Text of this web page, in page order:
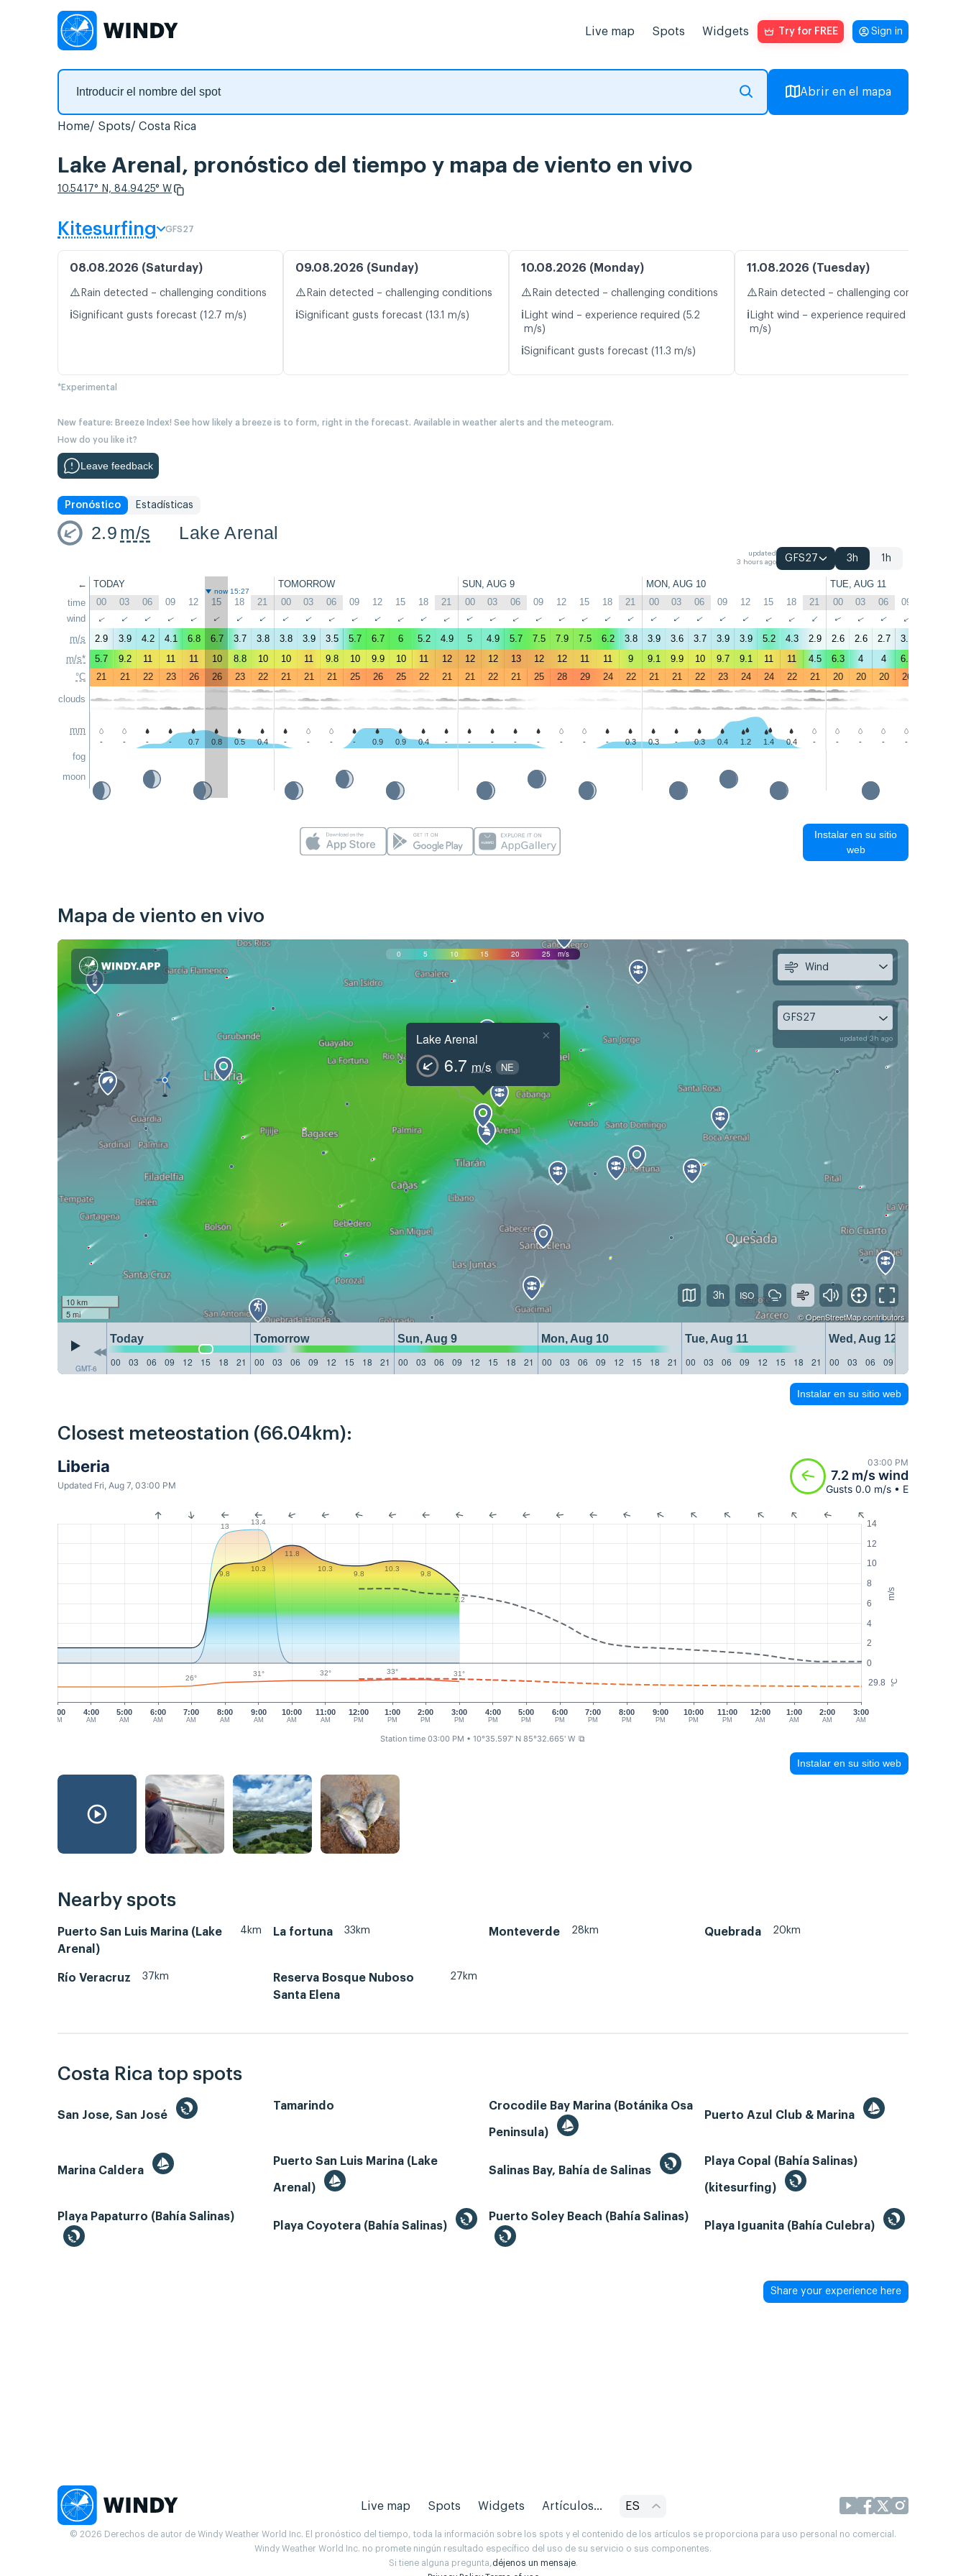
Live map Spots Widgets Try for FREE Sign in
Abrir en el mapa
Home Spots Costa Rica
Lake Arenal, pronóstico del tiempo y mapa de viento en vivo
10.5417° N, 84.9425° W
Kitesurfing GFS27
08.08.2026 (Saturday)
⚠️ Rain detected – challenging conditions
ℹ️Significant gusts forecast (12.7 m/s)
09.08.2026 (Sunday)
⚠️ Rain detected – challenging conditions
ℹ️Significant gusts forecast (13.1 m/s)
10.08.2026 (Monday)
⚠️ Rain detected – challenging conditions
ℹ️ Light wind – experience required (5.2
m/s)
ℹ️Significant gusts forecast (11.3 m/s)
11.08.2026 (Tuesday)
⚠️ Rain detected – challenging conditions
ℹ️ Light wind – experience required (5.2
m/s)
*Experimental
New feature: Breeze Index! See how likely a breeze is to form, right in the forecast. Available in weather alerts and the meteogram.
How do you like it?
Leave feedback
Pronóstico Estadísticas
2.9 m/s Lake Arenal
updated
3 hours ago
GFS27 3h 1h
←
time
wind
m/s
m/s*
°C
clouds
mm
fog
moon
TODAY TOMORROW SUN, AUG 9 MON, AUG 10 TUE, AUG 11
now 15:27
00 03 06 09 12 15 18 21 00 03 06 09 12 15 18 21 00 03 06 09 12 15 18 21 00 03 06 09 12 15 18 21 00 03 06 09
↑ ↑ ↑ ↑ ↑ ↑ ↑ ↑ ↑ ↑ ↑ ↑ ↑ ↑ ↑ ↑ ↑ ↑ ↑ ↑ ↑ ↑ ↑ ↑ ↑ ↑ ↑ ↑ ↑ ↑ ↑ ↑ ↑ ↑ ↑ ↑
2.9 3.9 4.2 4.1 6.8 6.7 3.7 3.8 3.8 3.9 3.5 5.7 6.7 6 5.2 4.9 5 4.9 5.7 7.5 7.9 7.5 6.2 3.8 3.9 3.6 3.7 3.9 3.9 5.2 4.3 2.9 2.6 2.6 2.7 3.7
5.7
9.2 11 11 11 10 8.8 10 10 11 9.8 10 9.9 10 11 12 12 12 13 12 12 11 11 9 9.1 9.9 10 9.7 9.1 11 11 4.5 6.3 4 4 6.5
21
21 22 23 26 26 23 22 21 21 21 25 26 25 22 21 21 22 21 25 28 29 24 22 21 21 22 23 24 24 22 21 20 20 20 26
- - - - 0.7 0.8 0.5 0.4 - - - - 0.9 0.9 0.4 - - - - - - - - 0.3 0.3 - 0.3 0.4 1.2 1.4 0.4 - - - - -
Instalar en su sitio
web
Mapa de viento en vivo
0 5 10 15 20 25 m/s
Lake Arenal
6.7 m/s NE
×
10 km
5 mi
©OpenStreetMapcontributors
GMT-6
Today Tomorrow Sun, Aug 9 Mon, Aug 10 Tue, Aug 11
Wed, Aug 12
00
03 06 09 12 15 18 21 00 03 06 09 12 15 18 21 00 03 06 09 12 15 18 21 00 03 06 09 12 15 18 21 00 03 06 09 12 15 18 21 00 03 06 09
Wind
GFS27
updated 3h ago
3h
Instalar en su sitio web
Closest meteostation (66.04km):
Liberia
Updated Fri, Aug 7, 03:00 PM
03:00 PM
7.2 m/s wind
Gusts 0.0 m/s • E
m/s
°C
0
2
4
6
8
10
12
14
29.8
3:00
AM
4:00
AM
5:00
AM
6:00
AM
7:00
AM
8:00
AM
9:00
AM
10:00
AM
11:00
AM
12:00
PM
1:00
PM
2:00
PM
3:00
PM
4:00
PM
5:00
PM
7:00
PM
8:00
PM
9:00
PM
10:00
PM
11:00
PM
12:00
AM
1:00
AM
2:00
AM
3:00
AM
6:00
PM
13
13.4
9.8
10.3
11.8
10.3
9.8
10.3
9.8
7.2
26°
31° 32° 33° 31°
Station time 03:00 PM • 10°35.597' N 85°32.665' W ⧉
Instalar en su sitio web
Nearby spots
Puerto San Luis Marina (Lake
Arenal)
4km La fortuna 33km Monteverde 28km Quebrada 20km
Río Veracruz 37km
Reserva Bosque Nuboso
Santa Elena
27km
Costa Rica top spots
San Jose, San José
Tamarindo Crocodile Bay Marina (Botánika Osa
Peninsula)
Puerto Azul Club & Marina
Marina Caldera
Puerto San Luis Marina (Lake
Arenal)
Salinas Bay, Bahía de Salinas
Playa Copal (Bahía Salinas)
(kitesurfing)
Playa Papaturro (Bahía Salinas)
Playa Coyotera (Bahía Salinas)
Puerto Soley Beach (Bahía Salinas)
Playa Iguanita (Bahía Culebra)
Share your experience here
Live map Spots Widgets Artículos... ES
© 2026 Derechos de autor de Windy Weather World Inc. El pronóstico del tiempo, toda la información sobre los spots y el contenido de los artículos se proporciona para uso personal no comercial.
Windy Weather World Inc. no promete ningún resultado específico del uso de su servicio o sus componentes.
Si tiene alguna pregunta,déjenos un mensaje.